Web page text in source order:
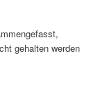
gehalten werden